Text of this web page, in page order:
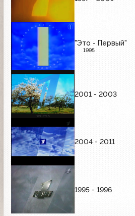
"Это - Первый"
1995
2001 - 2003
2004 - 2011
1995 - 1996